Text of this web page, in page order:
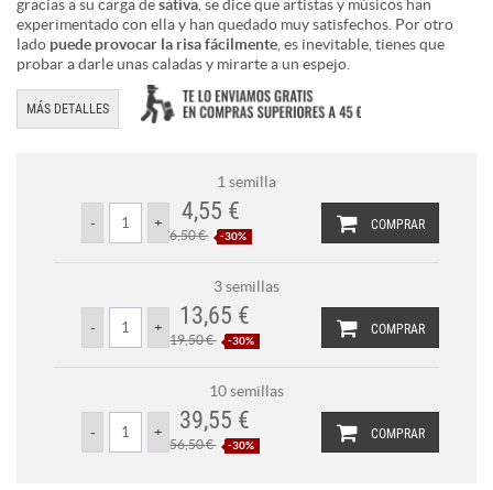
gracias a su carga desativa , se dice que artistas y músicos han
experimentado con ella y han quedado muy satisfechos. Por otro
lado puede provocar la risa fácilmente , es inevitable, tienes que
probar a darle unas caladas y mirarte a un espejo.
MÁS DETALLES
1 semilla
COMPRAR
4,55 €
6,50 € -30%
3 semillas
COMPRAR
13,65 €
19,50 € -30%
10 semillas
COMPRAR
39,55 €
56,50 € -30%